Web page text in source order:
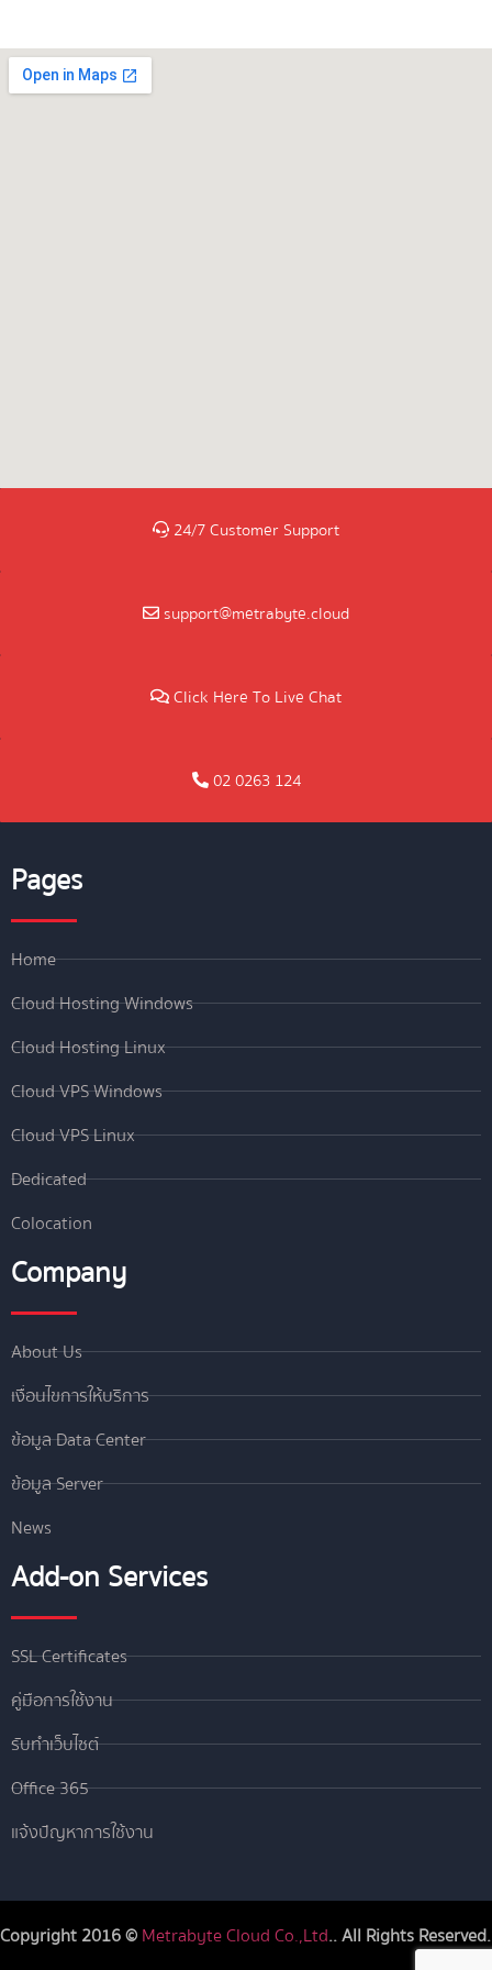
24/7 Customer Support
support@metrabyte.cloud
Click Here To Live Chat
02 0263 124
Pages
Home
Cloud Hosting Windows
Cloud Hosting Linux
Cloud VPS Windows
Cloud VPS Linux
Dedicated
Colocation
Company
About Us
เงื่อนไขการให้บริการ
ข้อมูล Data Center
ข้อมูล Server
News
Add-on Services
SSL Certificates
คู่มือการใช้งาน
รับทำเว็บไซต์
Office 365
แจ้งปัญหาการใช้งาน
Copyright 2016 ©Metrabyte Cloud Co.,Ltd.. All Rights Reserved.